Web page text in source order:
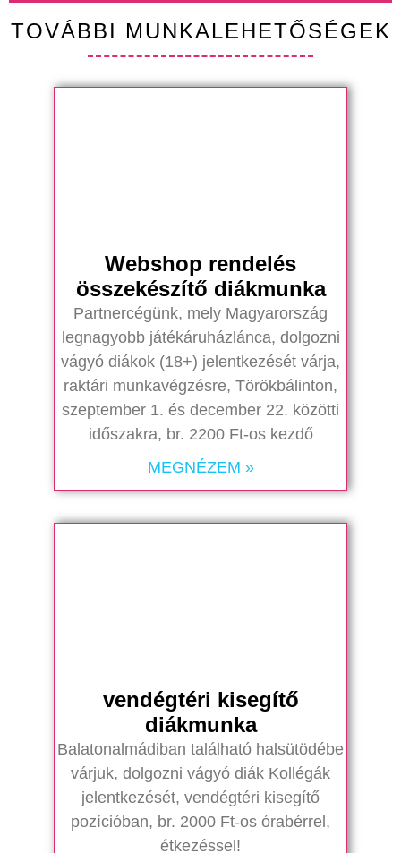
TOVÁBBI MUNKALEHETŐSÉGEK
Webshop rendelés
összekészítő diákmunka
Partnercégünk, mely Magyarország
legnagyobb játékáruházlánca, dolgozni
vágyó diákok (18+) jelentkezését várja,
raktári munkavégzésre, Törökbálinton,
szeptember 1. és december 22. közötti
időszakra, br. 2200 Ft-os kezdő
MEGNÉZEM »
vendégtéri kisegítő
diákmunka
Balatonalmádiban található halsütödébe
várjuk, dolgozni vágyó diák Kollégák
jelentkezését, vendégtéri kisegítő
pozícióban, br. 2000 Ft-os órabérrel,
étkezéssel!